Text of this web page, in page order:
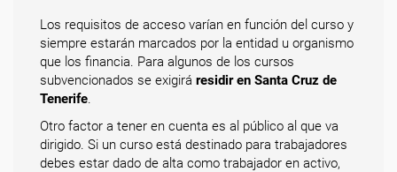
Los requisitos de acceso varían en función del curso y
siempre estarán marcados por la entidad u organismo
que los financia. Para algunos de los cursos
subvencionados se exigirá residir en Santa Cruz de
Tenerife.
Otro factor a tener en cuenta es al público al que va
dirigido. Si un curso está destinado para trabajadores
debes estar dado de alta como trabajador en activo,